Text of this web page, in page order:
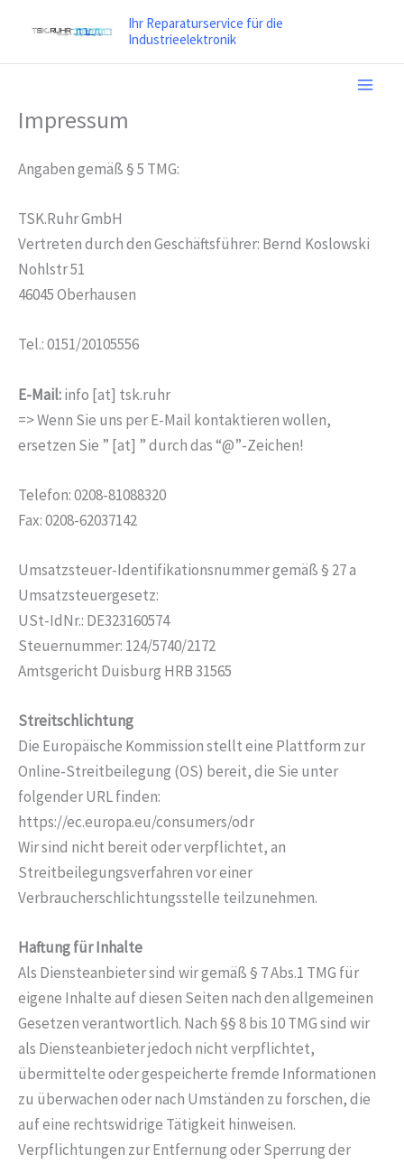
Inhalt
springen
Ihr Reparaturservice für die
Industrieelektronik
Impressum
Angaben gemäß § 5 TMG:
TSK.Ruhr GmbH
Vertreten durch den Geschäftsführer: Bernd Koslowski
Nohlstr 51
46045 Oberhausen
Tel.: 0151/20105556
E-Mail:info [at] tsk.ruhr
=> Wenn Sie uns per E-Mail kontaktieren wollen,
ersetzen Sie ” [at] ” durch das “@”-Zeichen!
Telefon: 0208-81088320
Fax: 0208-62037142
Umsatzsteuer-Identifikationsnummer gemäß § 27 a
Umsatzsteuergesetz:
USt-IdNr.: DE323160574
Steuernummer: 124/5740/2172
Amtsgericht Duisburg HRB 31565
Streitschlichtung
Die Europäische Kommission stellt eine Plattform zur
Online-Streitbeilegung (OS) bereit, die Sie unter
folgender URL finden:
https://ec.europa.eu/consumers/odr
Wir sind nicht bereit oder verpflichtet, an
Streitbeilegungsverfahren vor einer
Verbraucherschlichtungsstelle teilzunehmen.
Haftung für Inhalte
Als Diensteanbieter sind wir gemäß § 7 Abs.1 TMG für
eigene Inhalte auf diesen Seiten nach den allgemeinen
Gesetzen verantwortlich. Nach §§ 8 bis 10 TMG sind wir
als Diensteanbieter jedoch nicht verpflichtet,
übermittelte oder gespeicherte fremde Informationen
zu überwachen oder nach Umständen zu forschen, die
auf eine rechtswidrige Tätigkeit hinweisen.
Verpflichtungen zur Entfernung oder Sperrung der